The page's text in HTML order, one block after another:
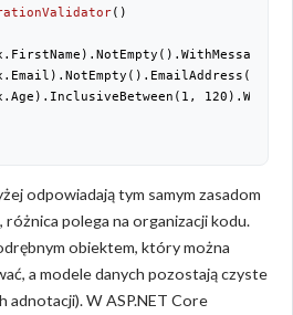
( )
1 , 120
odpowiadają tym samym zasadom
polega na organizacji kodu.
obiektem, który można
a modele danych pozostają czyste
adnotacji). W ASP.NET Core